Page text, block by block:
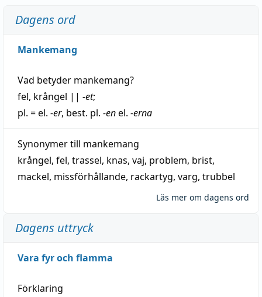
Dagens ord
Mankemang
Vad betyder mankemang?
fel, krångel || -et;
pl. = el. -er, best. pl. -enel. -erna
Synonymer till mankemang
krångel, fel, trassel, knas, vaj, problem, brist,
mackel, missförhållande, rackartyg, varg, trubbel
Läs mer om dagens ord
Dagens uttryck
Vara fyr och flamma
Förklaring